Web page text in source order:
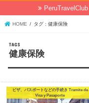
HOME タグ : 健康保険
健康保険
ビザ、パスポートなどの手続き Tramite de
Visa y Pasaporte